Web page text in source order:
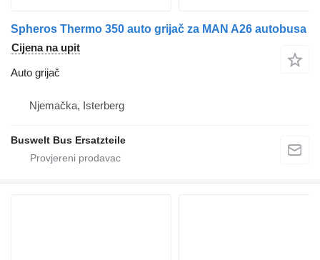
Spheros Thermo 350 auto grijač za MAN A26 autobusa
Cijena na upit
Auto grijač
Njemačka, Isterberg
Buswelt Bus Ersatzteile